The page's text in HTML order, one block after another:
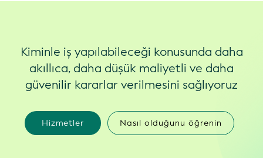
Kiminle iş yapılabileceği konusunda daha
akıllıca, daha düşük maliyetli ve daha
güvenilir kararlar verilmesini sağlıyoruz
Hizmetler Nasıl olduğunu öğrenin